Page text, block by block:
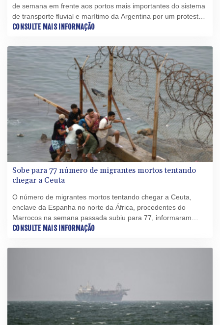
de semana em frente aos portos mais importantes do sistema
de transporte fluvial e marítimo da Argentina por um protesto
dos práticos, profissionais que guiam as embarcações, em
CONSULTE MAIS INFORMAÇÃO
Sobe para 77 número de migrantes mortos tentando
chegar a Ceuta
O número de migrantes mortos tentando chegar a Ceuta,
enclave da Espanha no norte da África, procedentes do
Marrocos na semana passada subiu para 77, informaram
autoridades espanholas à AFP nesta terça-feira (4), ao
CONSULTE MAIS INFORMAÇÃO